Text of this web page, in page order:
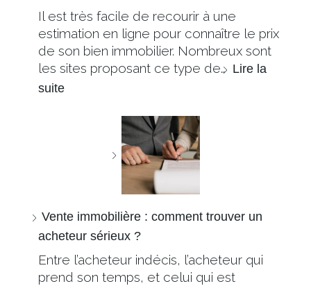
Il est très facile de recourir à une
estimation en ligne pour connaître le prix
de son bien immobilier. Nombreux sont
les sites proposant ce type de… Lire la
suite
Vente immobilière : comment trouver un
acheteur sérieux ?
Entre l’acheteur indécis, l’acheteur qui
prend son temps, et celui qui est